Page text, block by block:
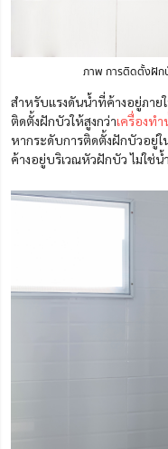
ภาพ การติดตั้งฝักบั
สำหรับแรงดันน้ำที่ค้างอยู่ภาย
ติดตั้งฝักบัวให้สูงกว่าเครื่องท
หากระดับการติดตั้งฝักบัวอยู่
ค้างอยู่บริเวณหัวฝักบัว ไม่ใช่